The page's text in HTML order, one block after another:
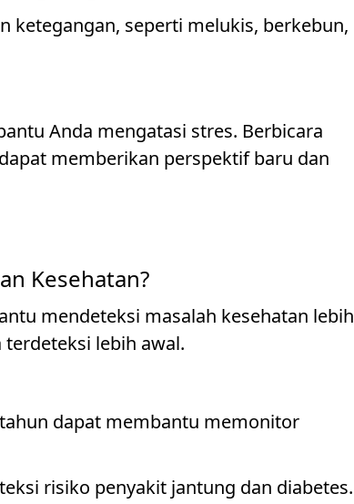
ketegangan, seperti melukis, berkebun,
Anda mengatasi stres. Berbicara
memberikan perspektif baru dan
Kesehatan?
mendeteksi masalah kesehatan lebih
lebih awal.
dapat membantu memonitor
risiko penyakit jantung dan diabetes.